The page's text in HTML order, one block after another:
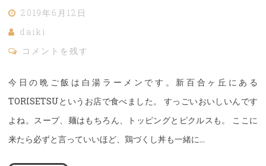
2019年6月12日
daiki
コメントを残す
今日の晩ご飯は白湯ラーメンです。新百合ヶ丘にある
TORISETSUというお店で食べました。 すっごいおいしいんです
よね。スープ、麺はもちろん、トッピングとピクルスも。 ここに
来たら必ずと言っていいほど、鶏づくし丼も一緒に…